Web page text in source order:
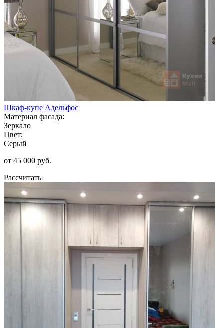
Шкаф-купе Адельфос
Материал фасада:
Зеркало
Цвет:
Серый
от 45 000 руб.
Рассчитать